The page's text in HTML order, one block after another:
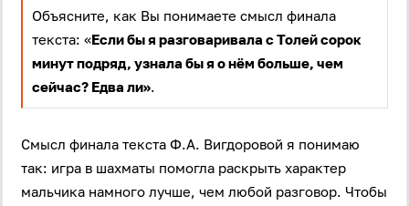
Объясните, как Вы понимаете смысл финала
текста: «Если бы я разговаривала с Толей сорок
минут подряд, узнала бы я о нём больше, чем
сейчас? Едва ли».
Смысл финала текста Ф.А. Вигдоровой я понимаю
так: игра в шахматы помогла раскрыть характер
мальчика намного лучше, чем любой разговор. Чтобы